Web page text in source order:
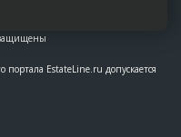
EstateLine.ru допускается